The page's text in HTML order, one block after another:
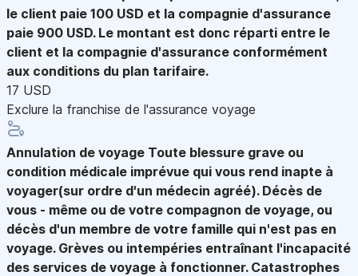
le client paie 100 USD et la compagnie d'assurance
paie 900 USD. Le montant est donc réparti entre le
client et la compagnie d'assurance conformément
aux conditions du plan tarifaire.
17 USD
Exclure la franchise de l'assurance voyage
Annulation de voyage Toute blessure grave ou
condition médicale imprévue qui vous rend inapte à
voyager(sur ordre d'un médecin agréé). Décès de
vous - même ou de votre compagnon de voyage, ou
décès d'un membre de votre famille qui n'est pas en
voyage. Grèves ou intempéries entraînant l'incapacité
des services de voyage à fonctionner. Catastrophes